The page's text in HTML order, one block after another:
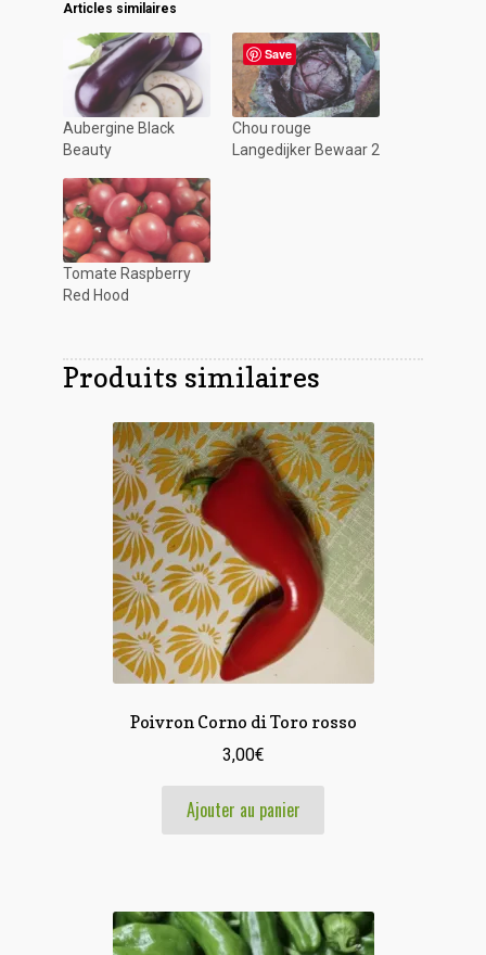
Articles similaires
Aubergine Black
Beauty
Chou rouge
Langedijker Bewaar 2
Tomate Raspberry
Red Hood
Produits similaires
Poivron Corno di Toro rosso
3,00€
Ajouter au panier
Save